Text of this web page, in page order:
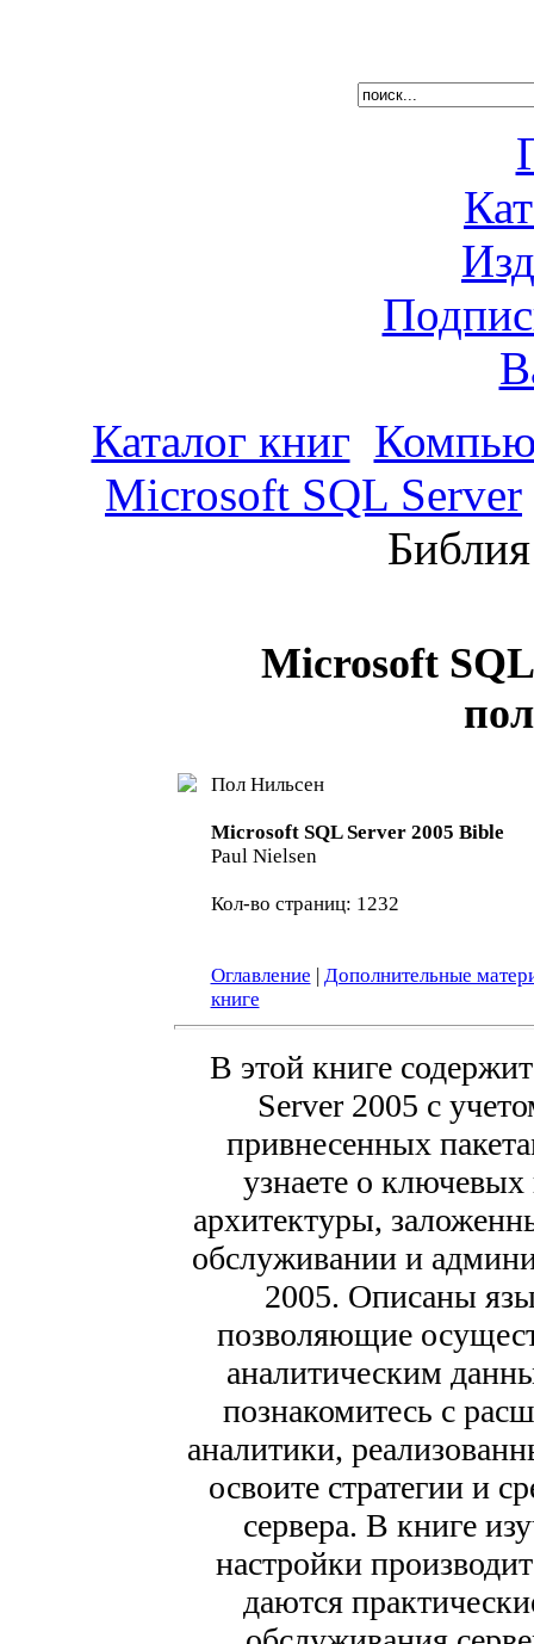
Каталог книг
Microsoft SQL Server
Microsoft
Пол Нильсен
Microsoft SQL Server 2005 Bible
Paul Nielsen
Кол-во страниц: 1232
Оглавление | Дополнительные
книге
В этой книге
Server 2005 с
привнесенных
узнаете о
архитектуры,
обслуживании и
2005. Описаны
позволяющие
аналитическим
познакомитесь с
аналитики,
освоите стратегии и
сервера. В книге
настройки
даются